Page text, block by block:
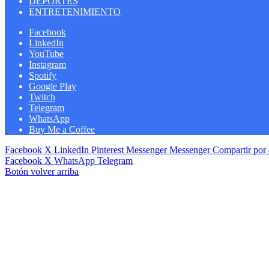
ENTRETENIMIENTO
Facebook
LinkedIn
YouTube
Instagram
Spotify
Google Play
Twitch
Telegram
WhatsApp
Buy Me a Coffee
Facebook X LinkedIn Pinterest Messenger Messenger Compartir por
Facebook X WhatsApp Telegram
Botón volver arriba